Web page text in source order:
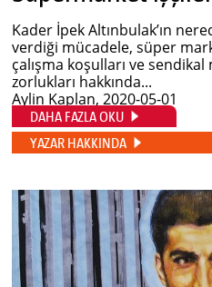
Kader İpek Altınbulak’ın
verdiği mücadele, süper
çalışma koşulları ve
zorlukları hakkında...
Aylin Kaplan, 2020-05-01
DAHA FAZLA OKU
YAZAR HAKKINDA